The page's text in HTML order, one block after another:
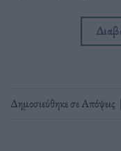
Δημοσιεύθηκε σεΑπόψεις |